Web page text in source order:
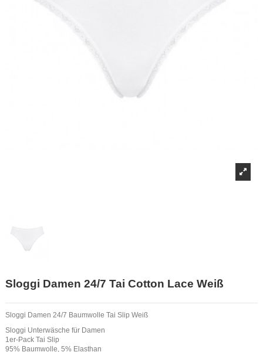
Sloggi Damen 24/7 Tai Cotton Lace Weiß
Sloggi Damen 24/7 Baumwolle Tai Slip Weiß
Sloggi Unterwäsche für Damen
1er-Pack Tai Slip
95% Baumwolle, 5% Elasthan